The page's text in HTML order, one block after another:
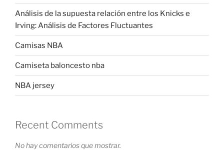
Análisis de la supuesta relación entre los Knicks e
Irving: Análisis de Factores Fluctuantes
Camisas NBA
Camiseta baloncesto nba
NBA jersey
Recent Comments
No hay comentarios que mostrar.